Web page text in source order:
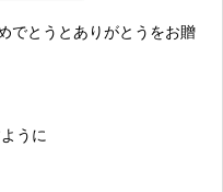
でとうとありがとうをお贈
うに